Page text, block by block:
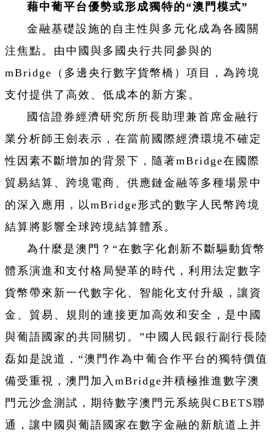
藉中葡平台優勢或形成獨特的“澳門模式”
金融基礎設施的自主性與多元化成為各國關
注焦點。由中國與多國央行共同參與的
mBridge（多邊央行數字貨幣橋）項目，為跨境
支付提供了高效、低成本的新方案。
國信證券經濟研究所所長助理兼首席金融行
業分析師王劍表示，在當前國際經濟環境不確定
性因素不斷增加的背景下，隨著mBridge在國際
貿易結算、跨境電商、供應鏈金融等多種場景中
的深入應用，以mBridge形式的數字人民幣跨境
結算將影響全球跨境結算體系。
為什麼是澳門？“在數字化創新不斷驅動貨幣
體系演進和支付格局變革的時代，利用法定數字
貨幣帶來新一代數字化、智能化支付升級，讓資
金、貿易、規則的連接更加高效和安全，是中國
與葡語國家的共同關切。”中國人民銀行副行長陸
磊如是說道，“澳門作為中葡合作平台的獨特價值
備受重視，澳門加入mBridge并積極推進數字澳
門元沙盒測試，期待數字澳門元系統與CBETS聯
通，讓中國與葡語國家在數字金融的新航道上并